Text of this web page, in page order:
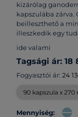
kizárólag
kapszulába zárva.
beilleszthető a
illeszkedik egy
ide valami
Tagsági ár: 18
Fogyasztói ár: 24
Mennyiség: